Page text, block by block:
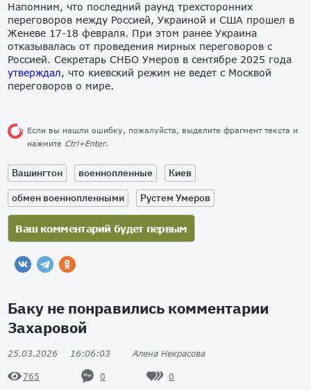
Напомним, что последний раунд трехсторонних
переговоров между Россией, Украиной и США прошел в
Женеве 17-18 февраля. При этом ранее Украина
отказывалась от проведения мирных переговоров с
Россией. Секретарь СНБО Умеров в сентябре 2025 года
утверждал, что киевский режим не ведет с Москвой
переговоров о мире.
Если вы нашли ошибку, пожалуйста, выделите фрагмент текста и
нажмите Ctrl+Enter.
Вашингтон военнопленные
Киев
обмен военнопленными
Рустем Умеров
Баку не понравились комментарии
Захаровой
25.03.2026 16:06:03 Алена Некрасова
765 0 0